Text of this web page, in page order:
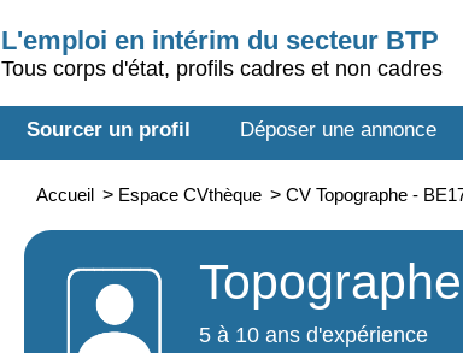
L'emploi en intérim du secteur BTP
Tous corps d'état, profils cadres et non cadres
Sourcer un profil Déposer une annonce
Accueil > Espace CVthèque > CV Topographe -
Topographe
5 à 10 ans d'expérience